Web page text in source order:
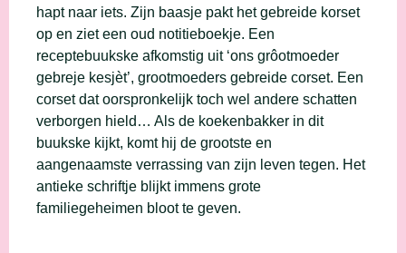
hapt naar iets. Zijn baasje pakt het gebreide korset
op en ziet een oud notitieboekje. Een
receptebuukske afkomstig uit ‘ons grôotmoeder
gebreje kesjèt’, grootmoeders gebreide corset. Een
corset dat oorspronkelijk toch wel andere schatten
verborgen hield… Als de koekenbakker in dit
buukske kijkt, komt hij de grootste en
aangenaamste verrassing van zijn leven tegen. Het
antieke schriftje blijkt immens grote
familiegeheimen bloot te geven.